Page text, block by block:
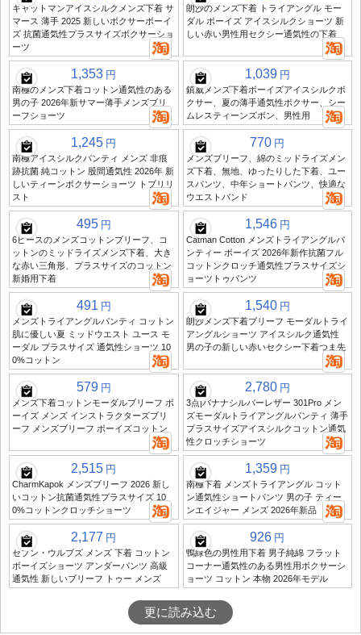
キャットマンアイスシルクメンズ下着 サ
マース 薄手 2025 新しいボクサーボーイ
ズ 抗菌通気性プラスサイズボクサーショ
ーツ
朗沙のメンズ下着 トライアングル モー
ダル ボーイズ アイスシルクショーツ 新
しい赤い男性用セクシー通気性の下着
1,353 円
南極のメンズ下着コットン通気性のある
男の子 2026年新サマー薄手メンズブリ
ーフショーツ
1,039 円
鎮威メンズ下着ボーイズアイスシルクボ
クサー、夏の薄手通気性ボクサー、シー
ムレスティーンズボン、男性用
1,245 円
南極アイスシルクパンティ メンズ 非痕
跡抗菌 純コットン 股間通気性 2026年 新
しいティーンボクサーショーツ トブリリ
スト
770 円
メンズブリーフ、綿のミッドライズメン
ズ下着、無地、ゆったりした下着、ユー
スパンツ、中年ショートパンツ、快適な
ウエストバンド
495 円
6ピースのメンズコットンブリーフ、コ
ットンのミッドライズメンズ下着、大き
な赤い三角形、プラスサイズのコットン
新婚用下着
1,546 円
Catman Cotton メンズトライアングルパ
ンティー ボーイズ 2026年新作抗菌フル
コットンクロッチ通気性プラスサイズシ
ョーツトゥパンツ
491 円
メンズトライアングルパンティ コットン
肌に優しい夏 ミッドウエスト ユース モ
ーダル プラスサイズ 通気性ショーツ 10
0%コットン
1,540 円
朗沙メンズ下着ブリーフ モーダルトライ
アングルショーツ アイスシルク通気性
男の子の新しい赤いセクシー下着つま先
579 円
メンズ下着コットンモーダルブリーフ ボ
ーイズ メンズ インストラクターズブリ
ーフ メンズブリーフ ボーイズコットン
2,780 円
3点|バナナシルバーレザー 301Pro メン
ズモーダルトライアングルパンティ 薄手
プラスサイズアイスシルクコットン通気
性クロッチショーツ
2,515 円
CharmKapok メンズブリーフ 2026 新し
いコットン抗菌通気性プラスサイズ 10
0%コットンクロッチショーツ
1,359 円
南極下着 メンズトライアングル コット
ン通気性ショートパンツ 男の子 ティー
ンエイジャー メンズ 2026年新品
2,177 円
セブン・ウルブズ メンズ 下着 コットン
ボーイズショーツ アンダーパンツ 高級
通気性 新しいブリーフ トゥー メンズ
926 円
鴨緑色の男性用下着 男子純綿 フラット
コーナー通気性のある男性用ボクサーシ
ョーツ コットン 本物 2026年モデル
更に読み込む